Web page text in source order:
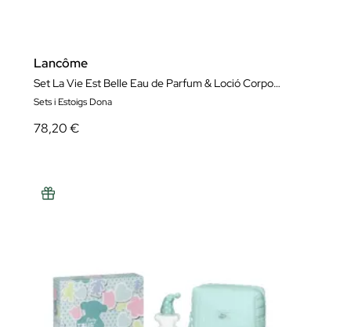
Lancôme
Set La Vie Est Belle Eau de Parfum & Loció Corporal
Sets i Estoigs Dona
78,20 €